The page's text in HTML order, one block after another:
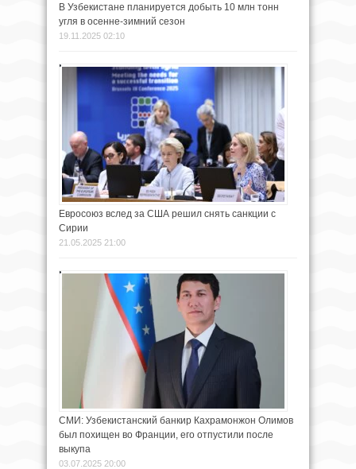
В Узбекистане планируется добыть 10 млн тонн
угля в осенне-зимний сезон
19.11.2025 02:10
Евросоюз вслед за США решил снять санкции с
Сирии
21.05.2025 21:00
СМИ: Узбекистанский банкир Кахрамонжон Олимов
был похищен во Франции, его отпустили после
выкупа
03.07.2025 20:00